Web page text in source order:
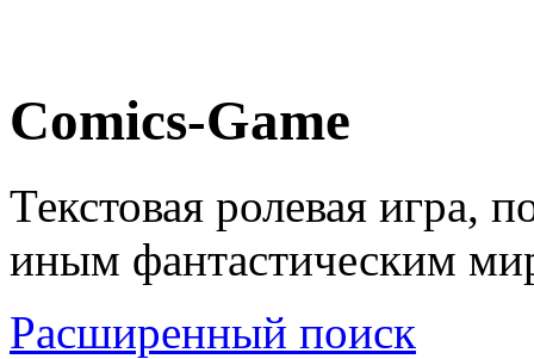
Comics-Game
Текстовая ролевая игра,
иным фантастическим
Расширенный поиск